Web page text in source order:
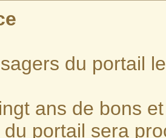
du portail
ans de bons
du portail sera